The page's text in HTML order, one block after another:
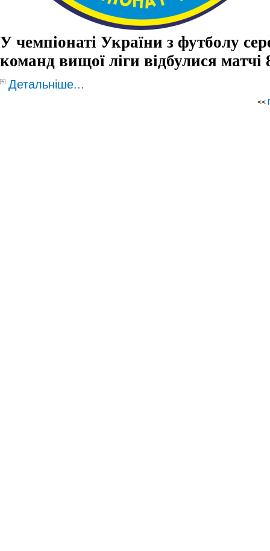
У чемпіонаті України з футболу
команд вищої ліги відбулися матчі
Детальніше...
<<